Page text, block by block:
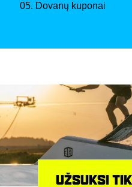
05. Dovanų kuponai
UŽSUKSI